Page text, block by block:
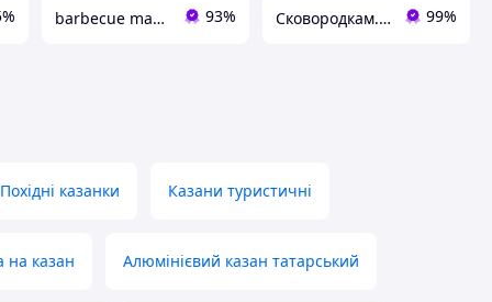
barbecue market 93% Сковородкам.НЕТ 99%
Похідні казанки Казани туристичні
казан Алюмінієвий казан татарський